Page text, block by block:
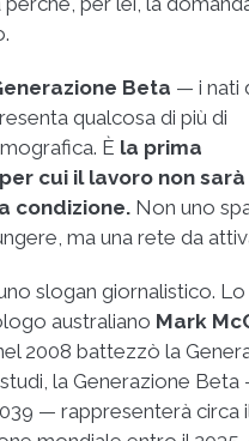
Beta — i nati
qualcosa di più di
È la prima
cui il lavoro non sarà
condizione. Non uno
ma una rete da
slogan giornalistico. Lo
australiano Mark
2008 battezzò la
la Generazione
— rappresenterà circa